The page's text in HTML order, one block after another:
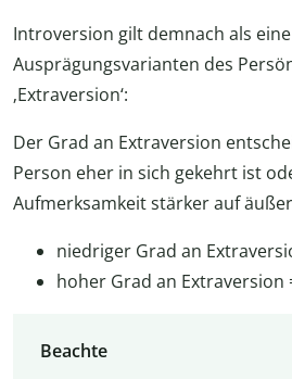
Introversion gilt demnach als
Ausprägungsvarianten des
‚Extraversion‘:
Der Grad an Extraversion
Person eher in sich gekehrt ist
Aufmerksamkeit stärker auf
niedriger Grad an
hoher Grad an
Beachte